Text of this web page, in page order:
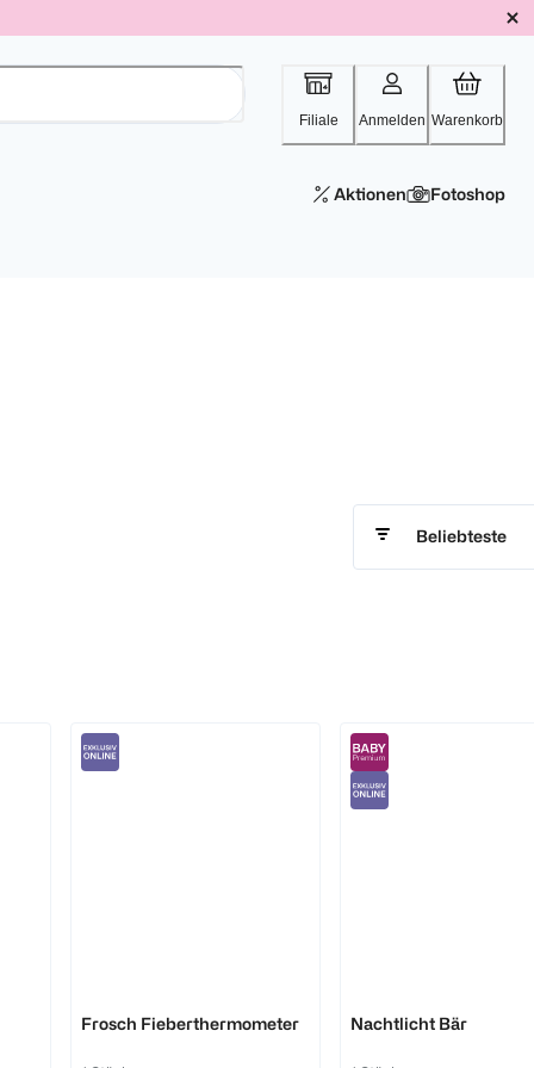
Filiale Anmelden Warenkorb
Aktionen Fotoshop
Beliebteste
Frosch Fieberthermometer Nachtlicht Bär